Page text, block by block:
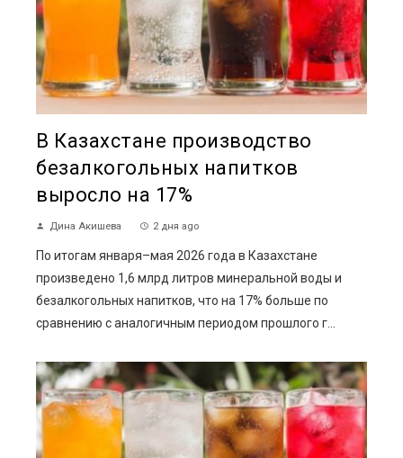
В Казахстане производство
безалкогольных напитков
выросло на 17%
Дина Акишева 2 дня ago
По итогам января–мая 2026 года в Казахстане
произведено 1,6 млрд литров минеральной воды и
безалкогольных напитков, что на 17% больше по
сравнению с аналогичным периодом прошлого г...